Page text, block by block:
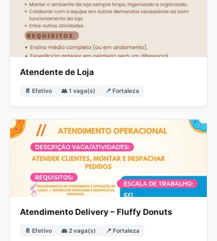
Atendente de Loja
📄 Efetivo 👥 1 vaga(s) 📍 Fortaleza
Atendimento Delivery – Fluffy Donuts
📄 Efetivo 👥 2 vaga(s) 📍 Fortaleza